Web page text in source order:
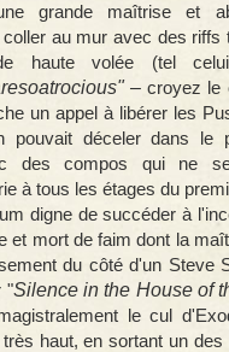
grande maîtrise et
au mur avec des riffs
haute volée (tel
" –croyez le
un appel à libérer les
pouvait déceler dans le
des compos qui ne
à tous les étages du
digne de succéder à
et mort de faim dont la
du côté d'un Steve
"Silence in the House of
le cul
haut, en sortant un